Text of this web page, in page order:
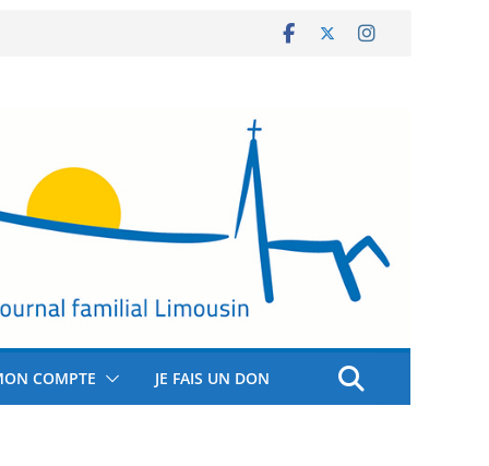
COMPTE JE FAIS UN DON